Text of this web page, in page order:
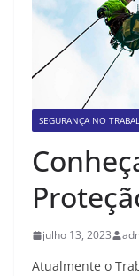
SEGURANÇA NO
julho 13, 2023
Atualmente o